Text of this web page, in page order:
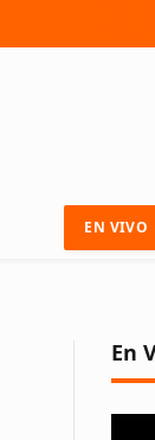
EN VIVO
En